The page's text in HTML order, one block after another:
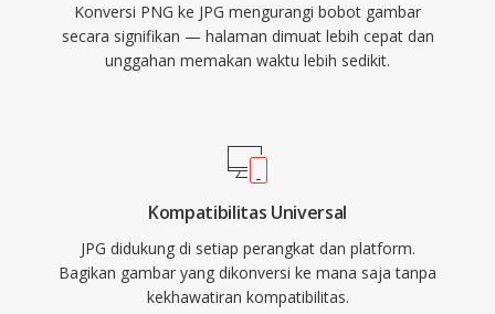
Konversi PNG ke JPG mengurangi bobot gambar
secara signifikan — halaman dimuat lebih cepat dan
unggahan memakan waktu lebih sedikit.
Kompatibilitas Universal
JPG didukung di setiap perangkat dan platform.
Bagikan gambar yang dikonversi ke mana saja tanpa
kekhawatiran kompatibilitas.